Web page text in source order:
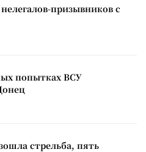
призывников с
попытках ВСУ
стрельба, пять